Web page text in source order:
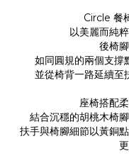
Circle 餐
以美麗而純
後椅
如同圓規的兩個支撐
並從椅背一路延續至
座椅搭配
結合沉穩的胡桃木椅
扶手與椅腳細節以黃銅